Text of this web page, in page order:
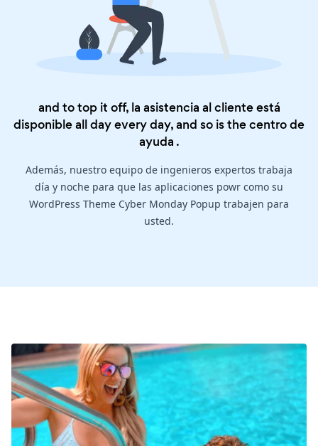
and to top it off, la asistencia al cliente está
disponible all day every day, and so is thecentro de
ayuda .
Además, nuestro equipo de ingenieros expertos trabaja
día y noche para que las aplicaciones powr como su
WordPress Theme Cyber Monday Popup trabajen para
usted.